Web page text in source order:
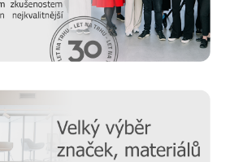
dokáže vykouzlit jak decentní a
tak se umí pěkne odvázat. Není divu, že
nalezneme v domácnostech i podnicích
provedení dělat společnost pěknou
a kvality ve společnosti dbají i na
o čemž svědčí několik obdržených